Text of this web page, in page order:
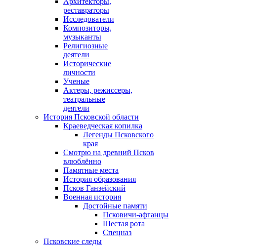
реставраторы
Исследователи
Композиторы,
музыканты
Религиозные
деятели
Исторические
личности
Ученые
Актеры, режиссеры,
театральные
деятели
История Псковской области
Краеведческая копилка
Легенды Псковского
края
Смотрю на древний Псков
влюблённо
Памятные места
История образования
Псков Ганзейский
Военная история
Достойные памяти
Псковичи-афганцы
Шестая рота
Спецназ
Псковские следы